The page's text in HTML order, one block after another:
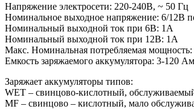
Напряжение электросети: 220-240В, ~ 50 Гц
Номинальное выходное напряжение: 6/12В
Номинальный выходной ток при 6В: 1А
Номинальный выходной ток при 12В: 1А
Макс. Номинальная потребляемая
Емкость заряжаемого аккумулятора: 3-120
Заряжает аккумуляторы типов:
WET – свинцово-кислотный,
MF – свинцово – кислотный, мало